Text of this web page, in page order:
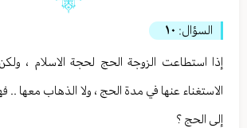
السؤال: ١٠
إذا استطاعت الزوجة الحج لحجة الاسلام ،
الاستغناء عنها في مدة الحج ، ولا الذهاب معها ..
إلى الحج ؟